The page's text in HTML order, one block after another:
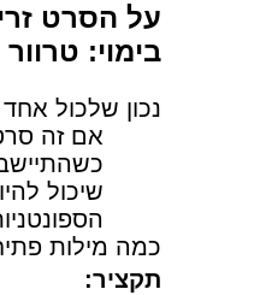
על הסרט
בימוי: טרוור
נכון שלכול
אם זה
שיכול
כמה מילות
תקציר: